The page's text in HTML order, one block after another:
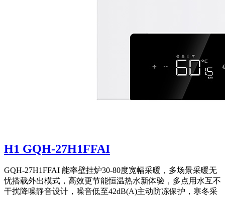
H1 GQH-27H1FFAI
GQH-27H1FFAI 能率壁挂炉30-80度宽幅采暖，多场景采暖无
忧搭载外出模式，高效更节能恒温热水新体验，多点用水互不
干扰降噪静音设计，噪音低至42dB(A)主动防冻保护，寒冬采